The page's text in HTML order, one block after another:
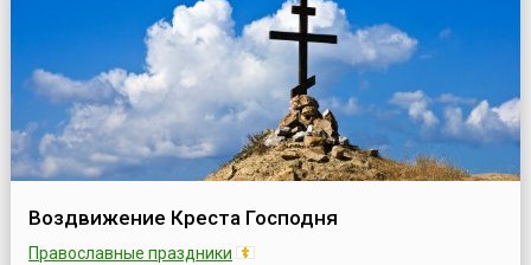
Воздвижение Креста Господня
Православные праздники